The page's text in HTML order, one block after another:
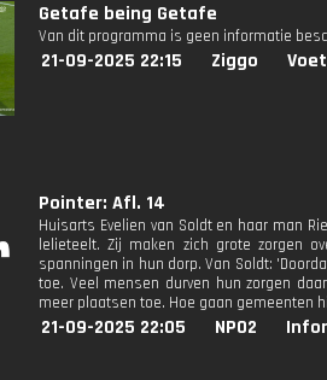
Getafe being Getafe
Van dit programma is geen informatie
21-09-2025 22:15 Ziggo
Pointer: Afl. 14
Huisarts Evelien van Soldt en haar man
lelieteelt. Zij maken zich grote zorgen
spanningen in hun dorp. Van Soldt:
toe. Veel mensen durven hun zorgen
meer plaatsen toe. Hoe gaan gemeenten
21-09-2025 22:05 NPO2